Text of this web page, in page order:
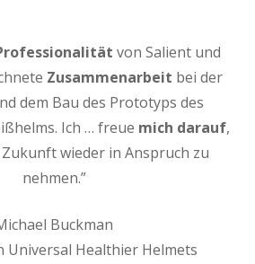
von Salient und
Zusammenarbeit bei der
dem Bau des Prototyps des
Ich … freue mich darauf,
wieder in Anspruch zu
nehmen.”
Buckman
Universal Healthier Helmets